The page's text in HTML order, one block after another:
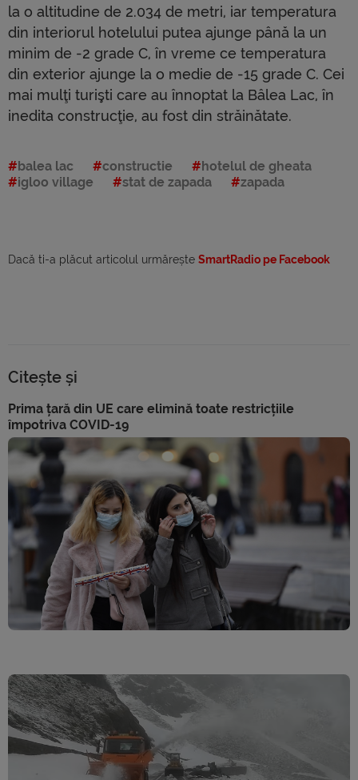
la o altitudine de 2.034 de metri, iar temperatura
din interiorul hotelului putea ajunge până la un
minim de -2 grade C, în vreme ce temperatura
din exterior ajunge la o medie de -15 grade C. Cei
mai mulţi turişti care au înnoptat la Bâlea Lac, în
inedita construcţie, au fost din străinătate.
balea lac constructie
hotelul de gheata
igloo village
stat de zapada zapada
Dacă ti-a plăcut articolul urmărește SmartRadio pe Facebook
Citește și
Prima țară din UE care elimină toate restricțiile
împotriva COVID-19